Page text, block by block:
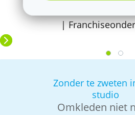
|
Zonder te zweten
studio
Omkleden niet